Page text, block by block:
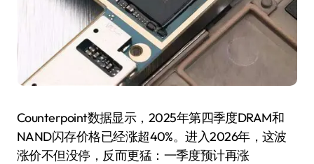
Counterpoint数据显示，2025年第四季度DRAM和
NAND闪存价格已经涨超40%。进入2026年，这波
涨价不但没停，反而更猛：一季度预计再涨